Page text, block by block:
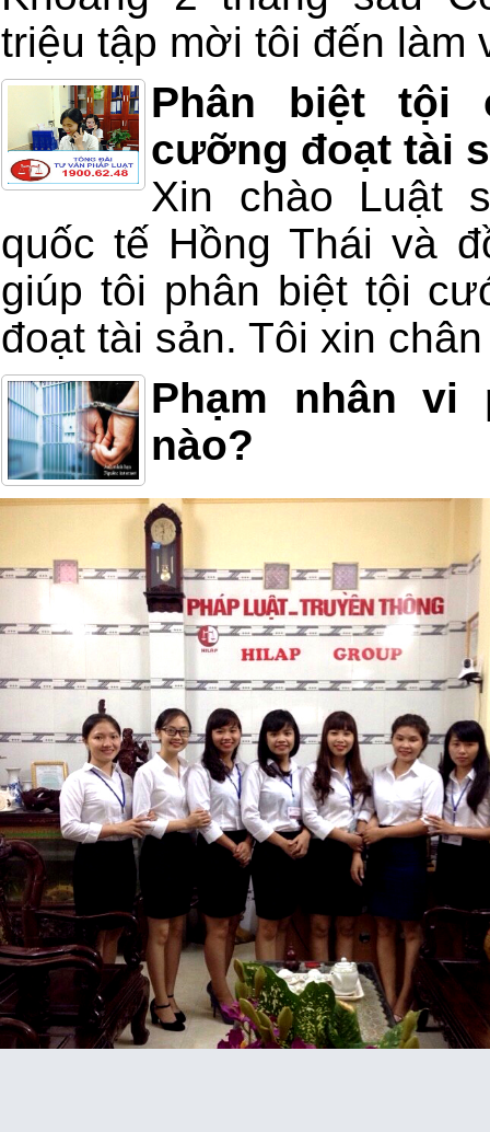
triệu tập mời tôi đến làm
Phân biệt tội
cưỡng đoạt tài
Xin chào Luật
quốc tế Hồng Thái và
giúp tôi phân biệt tội
đoạt tài sản. Tôi xin
Phạm nhân
nào?